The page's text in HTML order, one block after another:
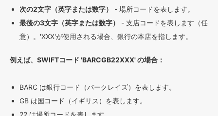
次の2文字（英字または数字）
- 場所コードを表します。
最後の3文字（英字または数字）
- 支店コードを表します（任
意）。'XXX'が使用される場合、銀行の本店を指します。
例えば、SWIFTコード 'BARCGB22XXX' の場合：
BARC は銀行コード（バークレイズ）を表します。
GB は国コード（イギリス）を表します。
22 は場所コードを表します。